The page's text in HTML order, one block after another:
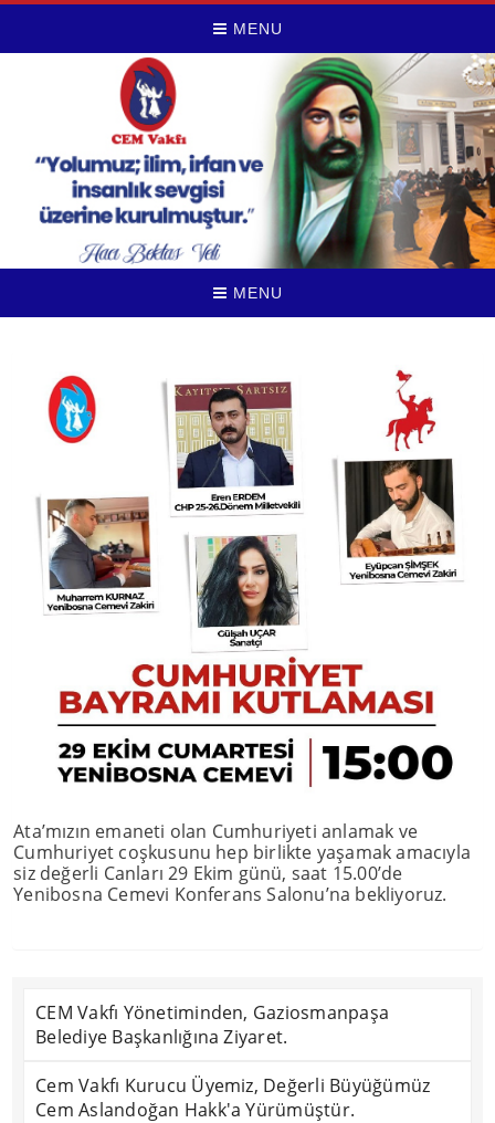
MENU
MENU
Ata’mızın emaneti olan Cumhuriyeti anlamak ve
Cumhuriyet coşkusunu hep birlikte yaşamak amacıyla
siz değerli Canları 29 Ekim günü, saat 15.00’de
Yenibosna Cemevi Konferans Salonu’na bekliyoruz.
CEM Vakfı Yönetiminden, Gaziosmanpaşa
Belediye Başkanlığına Ziyaret.
Cem Vakfı Kurucu Üyemiz, Değerli Büyüğümüz
Cem Aslandoğan Hakk'a Yürümüştür.